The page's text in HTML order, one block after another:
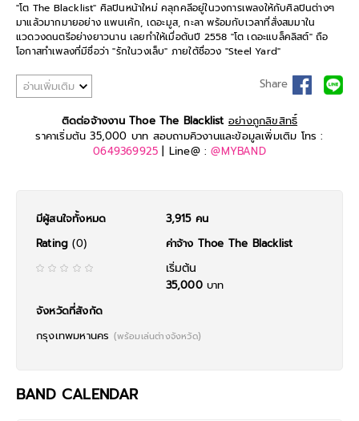
"โต The Blacklist" ศิลปินหน้าใหม่ คลุกคลีอยู่ในวงการเพลงให้กับศิลปินต่างๆ
มาแล้วมากมายอย่าง แพนเค้ก, เดอะมูส, กะลา พร้อมกับเวลาที่สั่งสมมาใน
แวดวงดนตรีอย่างยาวนาน เลยทำให้เมื่อต้นปี 2558 "โต เดอะแบล็คลิสต์" ถือ
โอกาสทำเพลงที่มีชื่อว่า "รักในวงเล็บ" ภายใต้ชื่อวง "Steel Yard"
ล่าสุดได้ถ่ายทอดเพลงที่มีชื่อว่า "ฟูมฟาย" เป็นซิงเกิ้ลแรกในนาม "โต เดอะแบล็ค
ลิส"
พร้อมทั้งประสบการณ์และฝีมือที่ไม่เป็นสองรองใคร ให้ "โต The Blacklist"
เข้าไปสร้างความสนุกให้งานเลี้ยงแสนน่าเบื่อกัน!
อ่านเพิ่มเติม Share
ติดต่อจ้างงาน Thoe The Blacklist อย่างถูกลิขสิทธิ์
ราคาเริ่มต้น 35,000 บาท สอบถามคิวงานและข้อมูลเพิ่มเติม โทร :
0649369925 | Line@ :@MYBAND
มีผู้สนใจทั้งหมด
3,915 คน
Rating (0) ค่าจ้าง Thoe The Blacklist
เริ่มต้น
35,000บาท
จังหวัดที่สังกัด
กรุงเทพมหานคร (พร้อมเล่นต่างจังหวัด)
BAND CALENDAR